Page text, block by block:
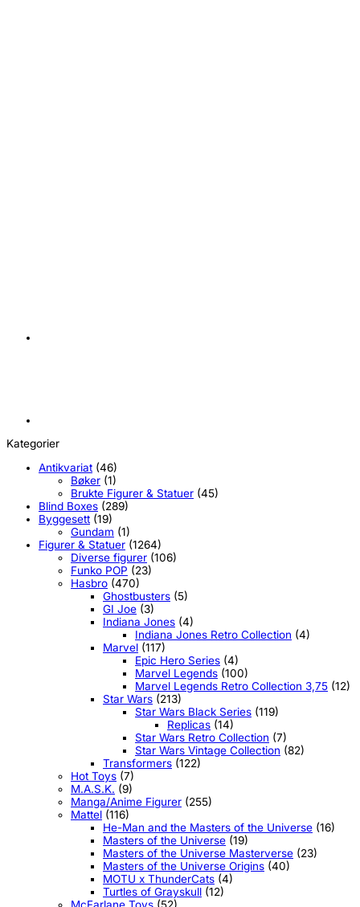
Kategorier
Antikvariat (46)
Bøker (1)
Brukte Figurer & Statuer (45)
Blind Boxes (289)
Byggesett (19)
Gundam (1)
Figurer & Statuer (1264)
Diverse figurer (106)
Funko POP (23)
Hasbro (470)
Ghostbusters (5)
GI Joe (3)
Indiana Jones (4)
Indiana Jones Retro Collection (4)
Marvel (117)
Epic Hero Series (4)
Marvel Legends (100)
Marvel Legends Retro Collection 3,75 (12)
Star Wars (213)
Star Wars Black Series (119)
Replicas (14)
Star Wars Retro Collection (7)
Star Wars Vintage Collection (82)
Transformers (122)
Hot Toys (7)
M.A.S.K. (9)
Manga/Anime Figurer (255)
Mattel (116)
He-Man and the Masters of the Universe (16)
Masters of the Universe (19)
Masters of the Universe Masterverse (23)
Masters of the Universe Origins (40)
MOTU x ThunderCats (4)
Turtles of Grayskull (12)
McFarlane Toys (52)